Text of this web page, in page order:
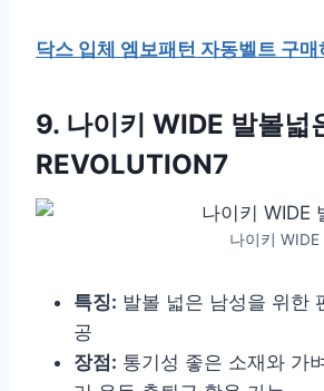
닥스 입체 엠보패턴 자동벨트 구매
9. 나이키 WIDE 발볼넓
REVOLUTION7
나이키
특징: 발볼 넓은 남성을 위한
공
장점: 통기성 좋은 소재와 가